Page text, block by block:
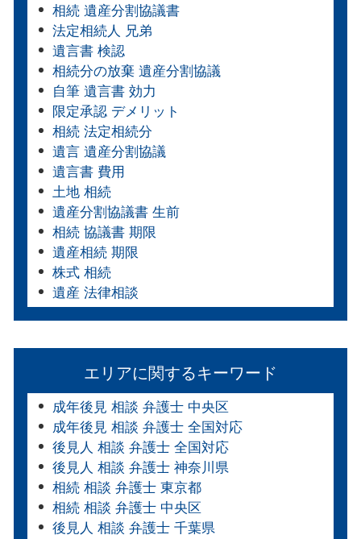
相続 遺産分割協議書
法定相続人 兄弟
遺言書 検認
相続分の放棄 遺産分割協議
自筆 遺言書 効力
限定承認 デメリット
相続 法定相続分
遺言 遺産分割協議
遺言書 費用
土地 相続
遺産分割協議書 生前
相続 協議書 期限
遺産相続 期限
株式 相続
遺産 法律相談
エリアに関するキーワード
成年後見 相談 弁護士 中央区
成年後見 相談 弁護士 全国対応
後見人 相談 弁護士 全国対応
後見人 相談 弁護士 神奈川県
相続 相談 弁護士 東京都
相続 相談 弁護士 中央区
後見人 相談 弁護士 千葉県